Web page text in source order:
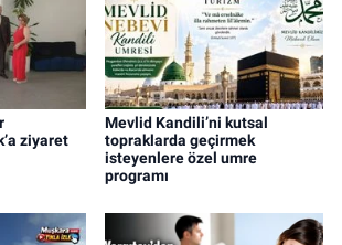
ziyaret
Mevlid Kandili’ni kutsal
topraklarda geçirmek
isteyenlere özel umre
programı